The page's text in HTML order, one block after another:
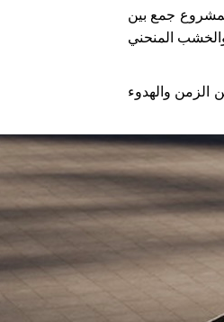
جمع بين
المنحني
الزمن والهدوء